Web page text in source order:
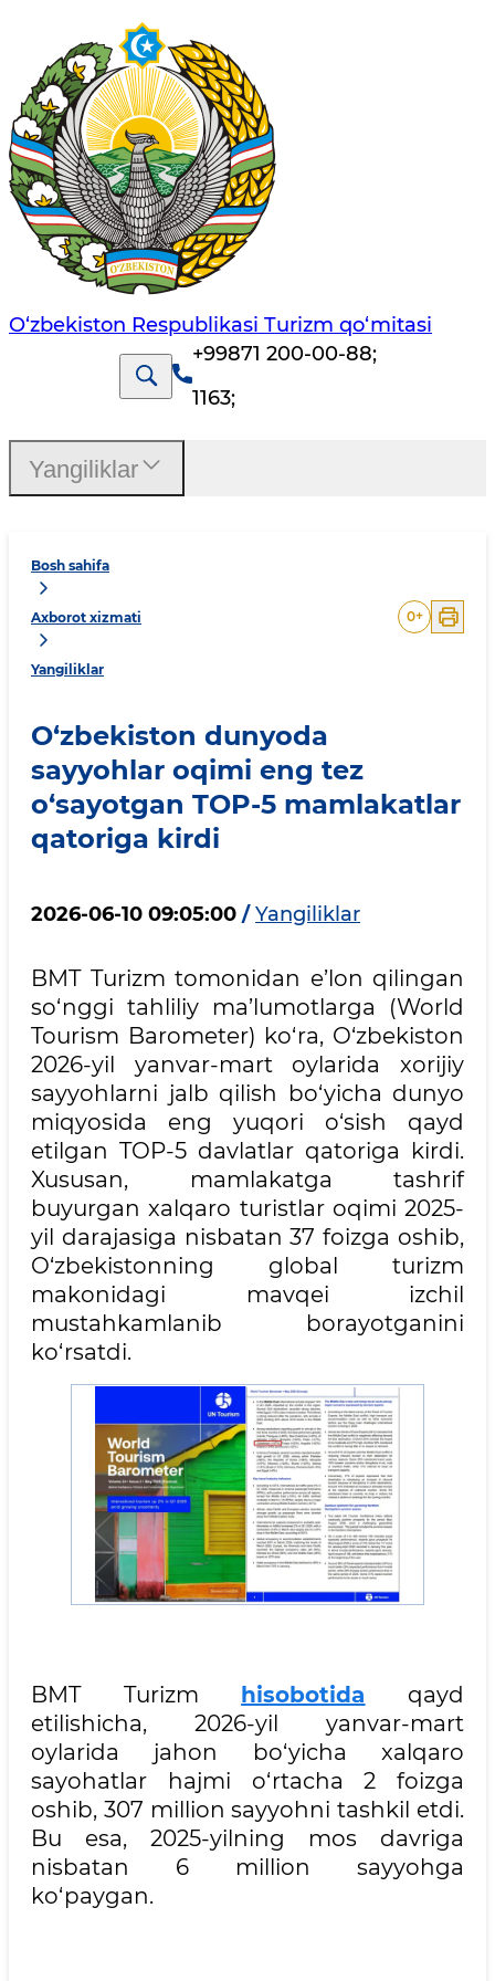
O‘zbekiston Respublikasi Turizm qo‘mitasi
+99871 200-00-88;
1163;
Bosh sahifa
Axborot xizmati
Yangiliklar
0+
O‘zbekiston dunyoda
sayyohlar oqimi eng tez
o‘sayotgan TOP-5 mamlakatlar
qatoriga kirdi
2026-06-10 09:05:00 / Yangiliklar
BMT Turizm tomonidan e’lon qilingan
so‘nggi tahliliy ma’lumotlarga (World
Tourism Barometer) ko‘ra, O‘zbekiston
2026-yil yanvar-mart oylarida xorijiy
sayyohlarni jalb qilish bo‘yicha dunyo
miqyosida eng yuqori o‘sish qayd
etilgan TOP-5 davlatlar qatoriga kirdi.
Xususan, mamlakatga tashrif
buyurgan xalqaro turistlar oqimi 2025-
yil darajasiga nisbatan 37 foizga oshib,
O‘zbekistonning global turizm
makonidagi mavqei izchil
mustahkamlanib borayotganini
ko‘rsatdi.
BMT Turizm hisobotida qayd
etilishicha, 2026-yil yanvar-mart
oylarida jahon bo‘yicha xalqaro
sayohatlar hajmi o‘rtacha 2 foizga
oshib, 307 million sayyohni tashkil etdi.
Bu esa, 2025-yilning mos davriga
nisbatan 6 million sayyohga
ko‘paygan.
Yangiliklar